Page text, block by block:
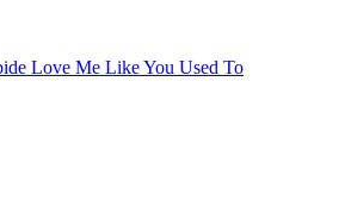
Love Me Like You Used To